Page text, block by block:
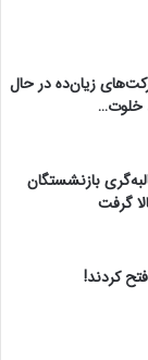
زیان‌ده در حال
خلوت…
بازنشستگان
گرفت
کردند!